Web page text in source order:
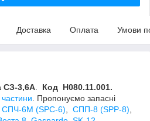
Доставка Оплата Умови
СЗ-3,6А
Код Н080.11.001.
. Пропонуємо запасні
6М (SPС-6) СПП-8 (SPP-8)